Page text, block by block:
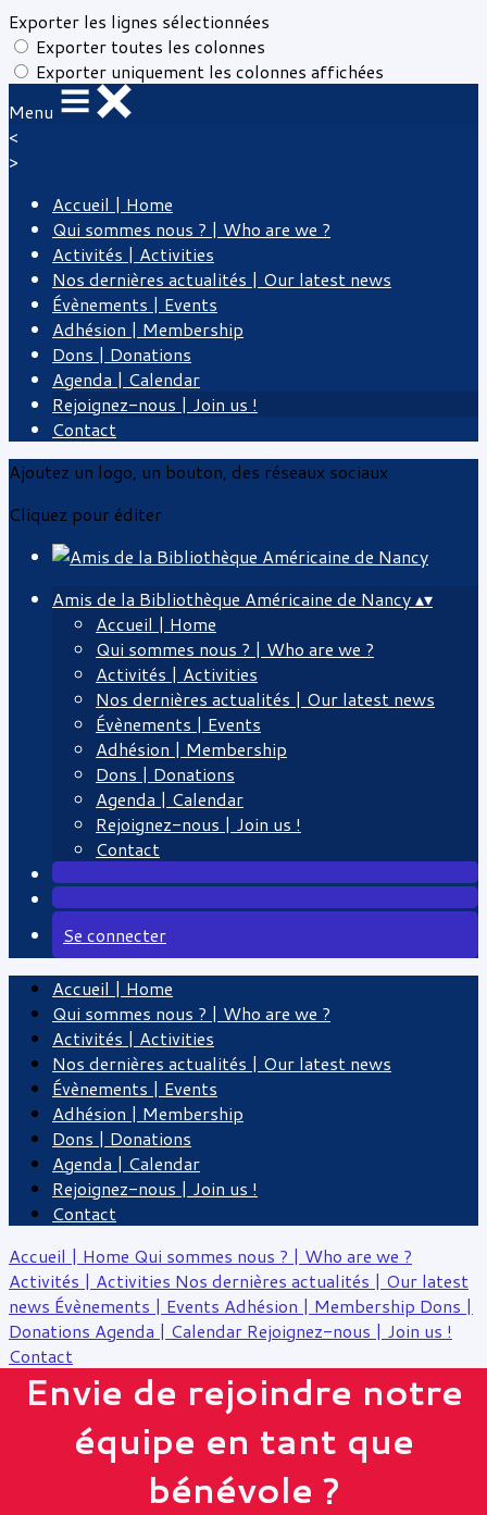
Exporter les lignes sélectionnées
Exporter toutes les colonnes
Exporter uniquement les colonnes affichées
Menu
<
>
Accueil | Home
Qui sommes nous ? | Who are we ?
Activités | Activities
Nos dernières actualités | Our latest news
Évènements | Events
Adhésion | Membership
Dons | Donations
Agenda | Calendar
Rejoignez-nous | Join us !
Contact
Ajoutez un logo, un bouton, des réseaux sociaux
Cliquez pour éditer
Amis de la Bibliothèque Américaine de Nancy▴▾
Accueil | Home
Qui sommes nous ? | Who are we ?
Activités | Activities
Nos dernières actualités | Our latest news
Évènements | Events
Adhésion | Membership
Dons | Donations
Agenda | Calendar
Rejoignez-nous | Join us !
Contact
Se connecter
Accueil | Home
Qui sommes nous ? | Who are we ?
Activités | Activities
Nos dernières actualités | Our latest news
Évènements | Events
Adhésion | Membership
Dons | Donations
Agenda | Calendar
Rejoignez-nous | Join us !
Contact
Accueil | Home Qui sommes nous ? | Who are we ?
Activités | Activities Nos dernières actualités | Our latest
news Évènements | Events Adhésion | Membership Dons |
Donations Agenda | Calendar Rejoignez-nous | Join us !
Contact
Envie de rejoindre notre
équipe en tant que
bénévole ?